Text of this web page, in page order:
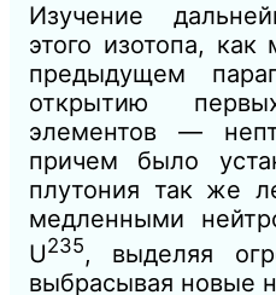
Изучение
этого изотопа,
предыдущем
открытию
элементов —
причем было
плутония так же
медленными
U235, выделяя
выбрасывая новые